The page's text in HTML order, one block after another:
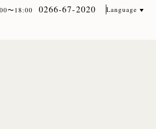
〜18:00 0266-67-2020 Language